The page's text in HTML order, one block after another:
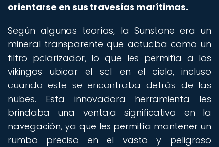
orientarse en sus travesías marítimas.
Según algunas teorías, la Sunstone era un
mineral transparente que actuaba como un
filtro polarizador, lo que les permitía a los
vikingos ubicar el sol en el cielo, incluso
cuando este se encontraba detrás de las
nubes. Esta innovadora herramienta les
brindaba una ventaja significativa en la
navegación, ya que les permitía mantener un
rumbo preciso en el vasto y peligroso